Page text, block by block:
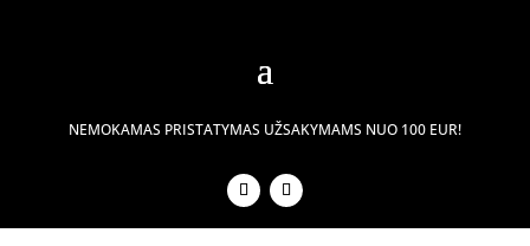
NEMOKAMAS PRISTATYMAS UŽSAKYMAMS NUO 100 EUR!